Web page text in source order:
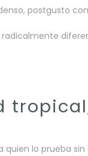
postgusto
lo prueba